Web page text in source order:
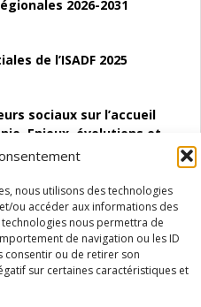
nous utilisons des technologies
ou accéder aux informations des
nous permettra de
de navigation ou les ID
consentir ou de retirer son
sur certaines caractéristiques et
2026-2031
de l’ISADF 2025
sociaux sur l’accueil
Enjeux, évolutions et
d’emploi (SAACE)
:quels indicateurs